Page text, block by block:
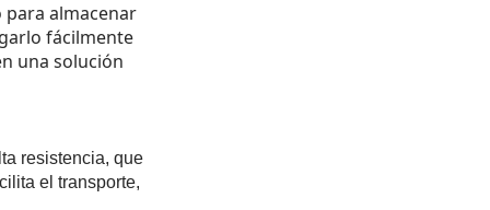
almacenar
fácilmente
una solución
resis­tenci­a, que
el trans­porte,